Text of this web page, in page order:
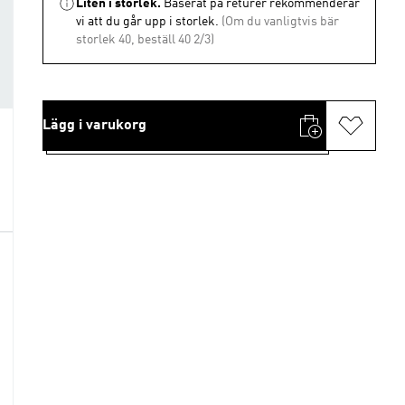
Liten i storlek. Baserat på returer rekommenderar
vi att du går upp i storlek. (Om du vanligtvis bär
storlek 40, beställ 40 2/3)
Lägg i varukorg